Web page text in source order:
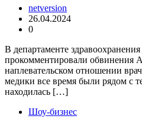
netversion
26.04.2024
0
В департаменте
прокомментировали обвинения
наплевательском отношении
медики все время были рядом с
находилась […]
Шоу-бизнес